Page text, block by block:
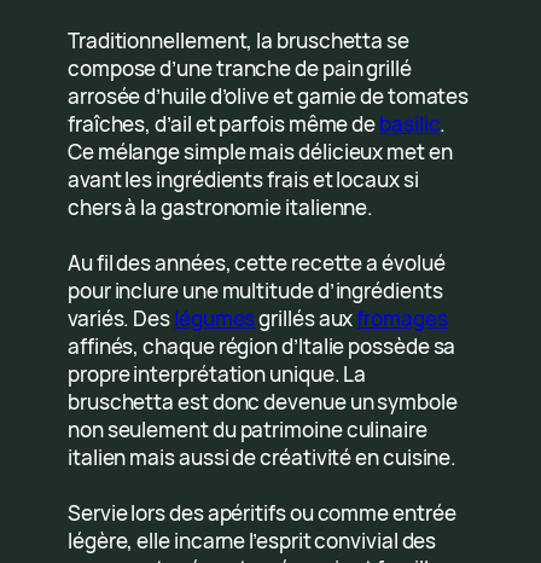
Traditionnellement, la bruschetta se
compose d’une tranche de pain grillé
arrosée d’huile d’olive et garnie de tomates
fraîches, d’ail et parfois même debasilic.
Ce mélange simple mais délicieux met en
avant les ingrédients frais et locaux si
chers à la gastronomie italienne.
Au fil des années, cette recette a évolué
pour inclure une multitude d’ingrédients
variés. Deslégumesgrillés auxfromages
affinés, chaque région d’Italie possède sa
propre interprétation unique. La
bruschetta est donc devenue un symbole
non seulement du patrimoine culinaire
italien mais aussi de créativité en cuisine.
Servie lors des apéritifs ou comme entrée
légère, elle incarne l’esprit convivial des